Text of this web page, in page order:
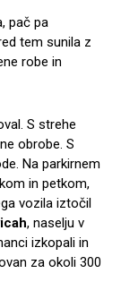
pač pa
tem sunila z
robe in
S strehe
obrobe. S
Na parkirnem
in petkom,
vozila iztočil
, naselju v
izkopali in
za okoli 300